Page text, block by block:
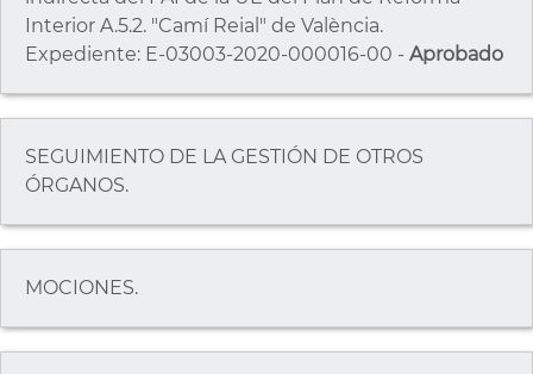
Interior A.5.2. "Camí Reial" de València.
Expediente: E-03003-2020-000016-00 - Aprobado
SEGUIMIENTO DE LA GESTIÓN DE OTROS
ÓRGANOS.
MOCIONES.